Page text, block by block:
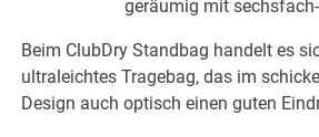
geräumig mit
Beim ClubDry Standbag handelt es
ultraleichtes Tragebag, das im
Design auch optisch einen guten